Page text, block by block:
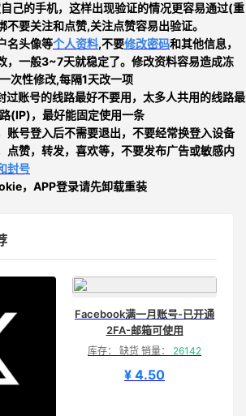
己的手机，这样出现验证的情况更容易通过(重
不要关注和点赞,关注点赞容易出验证。
名头像等个人资料,不要修改密码和其他信息，
，一般3~7天就稳定了。修改资料容易造成冻
次性修改,每隔1天改一项
过账号的线路最好不要用，太多人共用的线路最
(IP)，最好能固定使用一条
账号登入后不需要退出，不要经常换登入设备
赞，转发，喜欢等， 不要发布广告或敏感内
封号
，APP登录请先卸载重装
Facebook满一月账号-已开通
2FA-邮箱可使用
库存： 缺货 销量： 26142
¥ 4.50